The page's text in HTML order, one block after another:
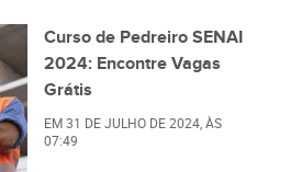
Curso de Pedreiro SENAI
2024: Encontre Vagas
Grátis
EM31 DE JULHO DE 2024 , ÀS
07:49